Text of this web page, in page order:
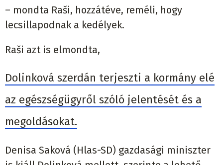
– mondta Raši, hozzátéve, reméli, hogy
lecsillapodnak a kedélyek.
Raši azt is elmondta,
Dolinková szerdán terjeszti a kormány elé
az egészségügyről szóló jelentését és a
megoldásokat.
Denisa Saková (Hlas-SD) gazdasági miniszter